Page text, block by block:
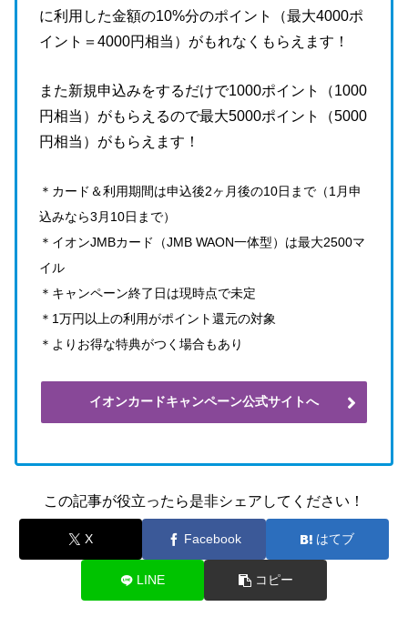
に利用した金額の10%分のポイント（最大4000ポ
イント＝4000円相当）がもれなくもらえます！
また新規申込みをするだけで1000ポイント（1000
円相当）がもらえるので最大5000ポイント（5000
円相当）がもらえます！
＊カード＆利用期間は申込後2ヶ月後の10日まで（1月申
込みなら3月10日まで）
＊イオンJMBカード（JMB WAON一体型）は最大2500マ
イル
＊キャンペーン終了日は現時点で未定
＊1万円以上の利用がポイント還元の対象
＊よりお得な特典がつく場合もあり
イオンカードキャンペーン公式サイトへ
この記事が役立ったら是非シェアしてください！
X Facebook はてブ
LINE コピー